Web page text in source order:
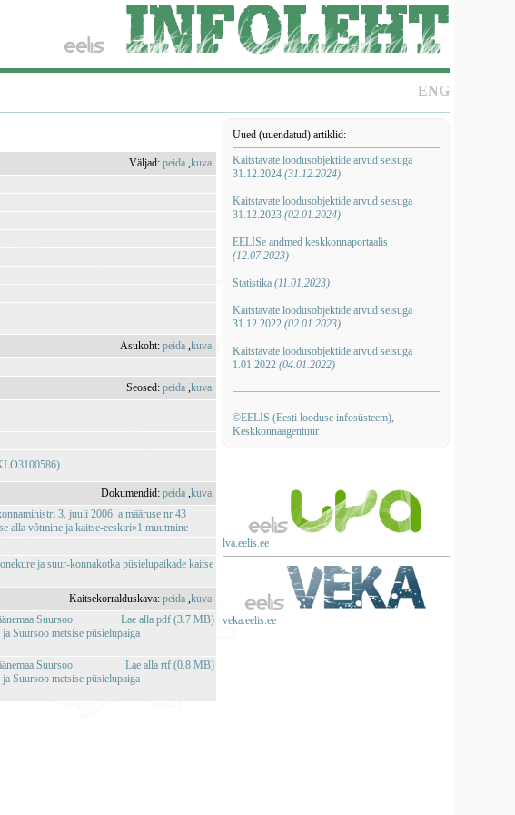
ENG
Uued (uuendatud) artiklid:
Kaitstavate loodusobjektide arvud seisuga
31.12.2024 (31.12.2024)
Kaitstavate loodusobjektide arvud seisuga
31.12.2023 (02.01.2024)
EELISe andmed keskkonnaportaalis
(12.07.2023)
Statistika (11.01.2023)
Kaitstavate loodusobjektide arvud seisuga
31.12.2022 (02.01.2023)
Kaitstavate loodusobjektide arvud seisuga
1.01.2022 (04.01.2022)
©EELIS (Eesti looduse infosüsteem),
Keskkonnaagentuur
lva.eelis.ee
veka.eelis.ee
Väljad:peida ,kuva
Asukoht:peida ,kuva
Seosed:peida ,kuva
Dokumendid:peida ,kuva
3. juuli 2006. a määruse nr 43
alla võtmine ja kaitse-eeskiri»1 muutmine
ja suur-konnakotka püsielupaikade kaitse
Kaitsekorralduskava:peida ,kuva
Lae alla pdf (3.7 MB)
Suursoo
Suursoo metsise püsielupaiga
Lae alla rtf (0.8 MB)
Suursoo
Suursoo metsise püsielupaiga